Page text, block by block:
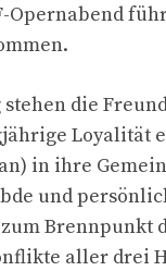
Opernabend
die
Loyalität
in ihre
und
Brennpunkt
aller drei